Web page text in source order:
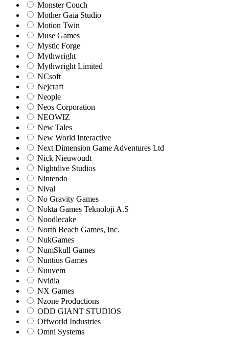
Monster Couch
Mother Gaia Studio
Motion Twin
Muse Games
Mystic Forge
Mythwright
Mythwright Limited
NCsoft
Nejcraft
Neople
Neos Corporation
NEOWIZ
New Tales
New World Interactive
Next Dimension Game Adventures Ltd
Nick Nieuwoudt
Nightdive Studios
Nintendo
Nival
No Gravity Games
Nokta Games Teknoloji A.S
Noodlecake
North Beach Games, Inc.
NukGames
NumSkull Games
Nuntius Games
Nuuvem
Nvidia
NX Games
Nzone Productions
ODD GIANT STUDIOS
Offworld Industries
Omni Systems